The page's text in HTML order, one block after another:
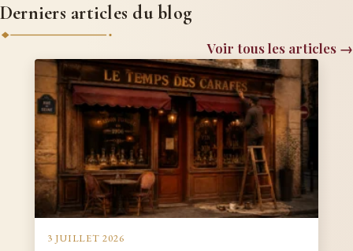
Derniers articles du blog
Voir tous les articles →
3 JUILLET 2026